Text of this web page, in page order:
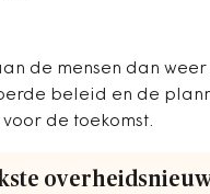
de mensen dan
beleid en de
de toekomst.